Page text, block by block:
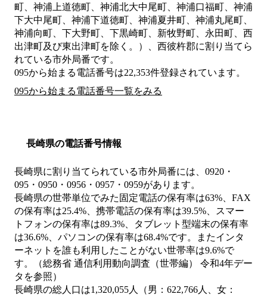
町、神浦上道徳町、神浦北大中尾町、神浦口福町、神浦
下大中尾町、神浦下道徳町、神浦夏井町、神浦丸尾町、
神浦向町、下大野町、下黒崎町、新牧野町、永田町、西
出津町及び東出津町を除く。）、西彼杵郡に割り当てら
れている市外局番です。
095から始まる電話番号は22,353件登録されています。
095から始まる電話番号一覧をみる
長崎県の電話番号情報
長崎県に割り当てられている市外局番には、0920・
095・0950・0956・0957・0959があります。
長崎県の世帯単位でみた固定電話の保有率は63%、FAX
の保有率は25.4%、携帯電話の保有率は39.5%、スマー
トフォンの保有率は89.3%、タブレット型端末の保有率
は36.6%、パソコンの保有率は68.4%です。またインタ
ーネットを誰も利用したことがない世帯率は9.6%で
す。（総務省 通信利用動向調査（世帯編） 令和4年デー
タを参照）
長崎県の総人口は1,320,055人（男：622,766人、女：